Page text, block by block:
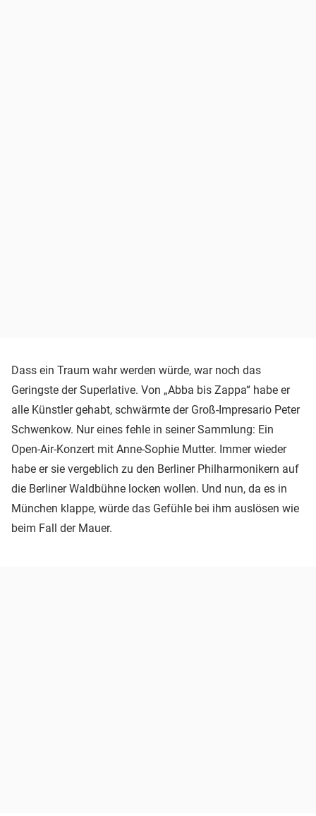
Dass ein Traum wahr werden würde, war noch das
Geringste der Superlative. Von „Abba bis Zappa“ habe er
alle Künstler gehabt, schwärmte der Groß-Impresario Peter
Schwenkow. Nur eines fehle in seiner Sammlung: Ein
Open-Air-Konzert mit Anne-Sophie Mutter. Immer wieder
habe er sie vergeblich zu den Berliner Philharmonikern auf
die Berliner Waldbühne locken wollen. Und nun, da es in
München klappe, würde das Gefühle bei ihm auslösen wie
beim Fall der Mauer.